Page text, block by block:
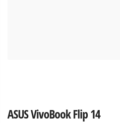
ASUS VivoBook Flip 14